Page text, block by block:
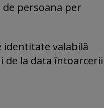
de persoana per
identitate valabilă
de la data întoarcerii